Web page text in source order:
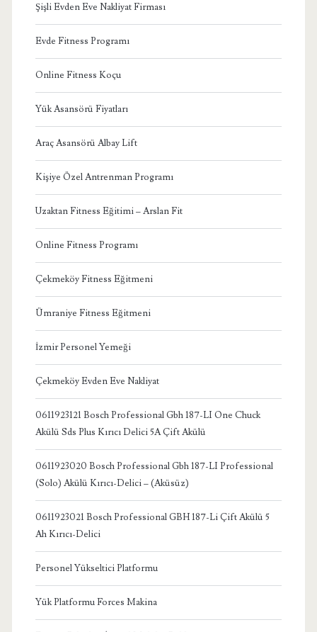
Şişli Evden Eve Nakliyat Firması
Evde Fitness Programı
Online Fitness Koçu
Yük Asansörü Fiyatları
Araç Asansörü Albay Lift
Kişiye Özel Antrenman Programı
Uzaktan Fitness Eğitimi – Arslan Fit
Online Fitness Programı
Çekmeköy Fitness Eğitmeni
Ümraniye Fitness Eğitmeni
İzmir Personel Yemeği
Çekmeköy Evden Eve Nakliyat
0611923121 Bosch Professional Gbh 187-LI One Chuck
Akülü Sds Plus Kırıcı Delici 5A Çift Akülü
0611923020 Bosch Professional Gbh 187-LI Professional
(Solo) Akülü Kırıcı-Delici – (Aküsüz)
0611923021 Bosch Professional GBH 187-Li Çift Akülü 5
Ah Kırıcı-Delici
Personel Yükseltici Platformu
Yük Platformu Forces Makina